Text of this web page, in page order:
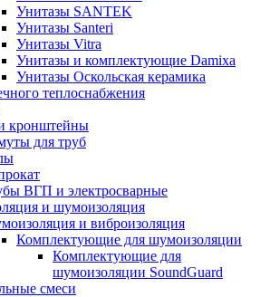
Унитазы SANTEK
Унитазы Santeri
Унитазы Vitra
Унитазы и комплектующие Damixa
Унитазы Оскольская керамика
теплоснабжения
кронштейны
для труб
ВГП и электросварные
и шумоизоляция
и виброизоляция
Комплектующие для шумоизоляции
Комплектующие для
шумоизоляции SoundGuard
смеси